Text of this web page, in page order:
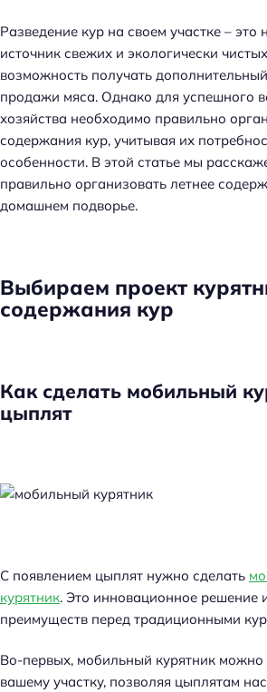
Разведение кур на своем участке – это
источник свежих и экологически
возможность получать
продажи мяса. Однако для успешного
хозяйства необходимо правильно
содержания кур, учитывая их
особенности. В этой статье мы
правильно организовать летнее
домашнем подворье.
Выбираем проект
содержания кур
Как сделать мобильный
цыплят
С появлением цыплят нужно сделать
курятник. Это инновационное решение
преимуществ перед традиционными
Во-первых, мобильный курятник
вашему участку, позволяя цыплятам